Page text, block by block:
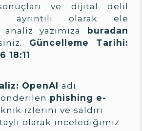
ve dijital delil
ayrıntılı olarak ele
analiz yazımıza buradan
Güncelleme Tarihi:
18:11
OpenAI adı
phishing e-
izlerini ve saldırı
olarak incelediğimiz